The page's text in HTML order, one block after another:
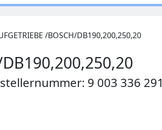
/BOSCH/DB190,200,250,20
DB190,200,250,20
9 003 336 291